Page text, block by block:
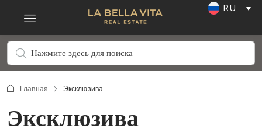
RU
Главная Эксклюзива
Эксклюзива